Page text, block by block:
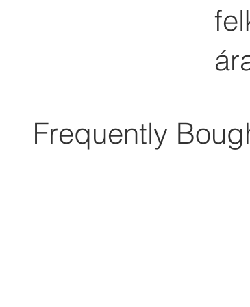
Frequently